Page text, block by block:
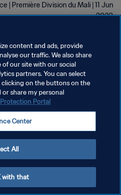
| Première Division du Mali | 11 Jun
2023
سياسة الخصوصية
إدارة تفضيلات ملفات تعريف الارتباط
content and ads, provide
our traffic. We also share
our site with our social
partners. You can select
on the buttons on the
share my personal
Portal
Center
All
with that